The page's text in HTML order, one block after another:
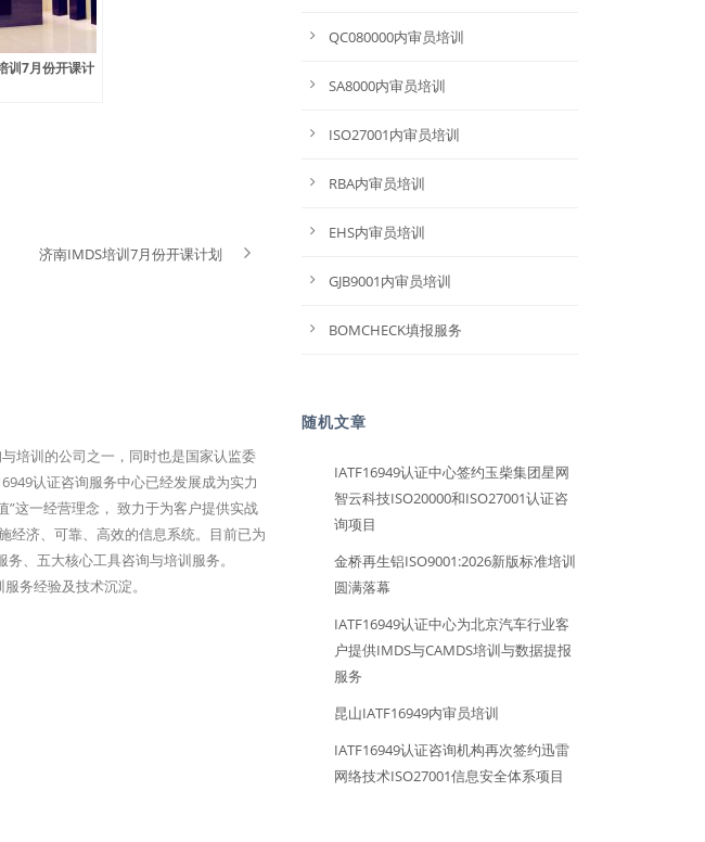
训7月份开课计
济南IMDS培训7月份开课计划
培训的公司之一，同时也是国家认监委
认证咨询服务中心已经发展成为实力
”这一经营理念， 致力于为客户提供实战
经济、可靠、高效的信息系统。目前已为
、五大核心工具咨询与培训服务。
务经验及技术沉淀。
QC080000内审员培训
SA8000内审员培训
ISO27001内审员培训
RBA内审员培训
EHS内审员培训
GJB9001内审员培训
BOMCHECK填报服务
随机文章
IATF16949认证中心签约玉柴集团星网
智云科技ISO20000和ISO27001认证咨
询项目
金桥再生铝ISO9001:2026新版标准培训
圆满落幕
IATF16949认证中心为北京汽车行业客
户提供IMDS与CAMDS培训与数据提报
服务
昆山IATF16949内审员培训
IATF16949认证咨询机构再次签约迅雷
网络技术ISO27001信息安全体系项目